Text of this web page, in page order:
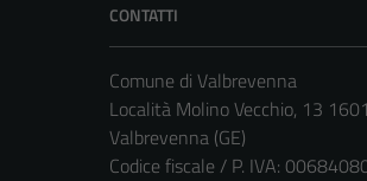
CONTATTI
Comune di Valbrevenna
Località Molino Vecchio, 13
Valbrevenna (GE)
Codice fiscale / P. IVA: